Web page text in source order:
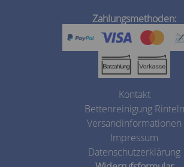
Zahlungsmethoden:
Kontakt
Bettenreinigung Rinteln
Versandinformationen
Impressum
Datenschutzerklärung